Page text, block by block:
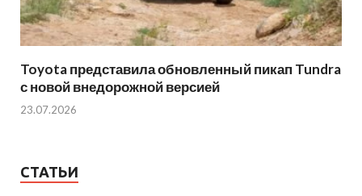
Toyota представила обновленный пикап Tundra
с новой внедорожной версией
23.07.2026
СТАТЬИ